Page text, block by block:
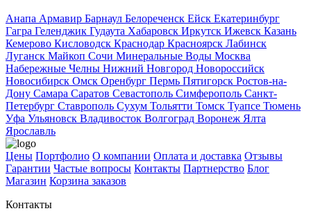
Анапа Армавир Барнаул Белореченск Ейск Екатеринбург
Гагра Геленджик Гудаута Хабаровск Иркутск Ижевск Казань
Кемерово Кисловодск Краснодар Красноярск Лабинск
Луганск Майкоп Сочи Минеральные Воды Москва
Набережные Челны Нижний Новгород Новороссийск
Новосибирск Омск Оренбург Пермь Пятигорск Ростов-на-
Дону Самара Саратов Севастополь Симферополь Санкт-
Петербург Ставрополь Сухум Тольятти Томск Туапсе Тюмень
Уфа Ульяновск Владивосток Волгоград Воронеж Ялта
Ярославль
Цены Портфолио О компании Оплата и доставка Отзывы
Гарантии Частые вопросы Контакты Партнерство Блог
Магазин Корзина заказов
Контакты